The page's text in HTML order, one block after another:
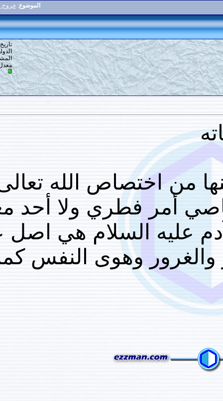
خروج عصاه الموحدين من النار
#
6
تاريخ التسجيل: 02-12-2014
الدولة: الجزائر
المشاركات: 1,262
معدل تقييم المستوى: 13
الله تعالى ..ولا
فطري ولا أحد معصوم
السلام هي اصل عبادة
وهوى النفس كما